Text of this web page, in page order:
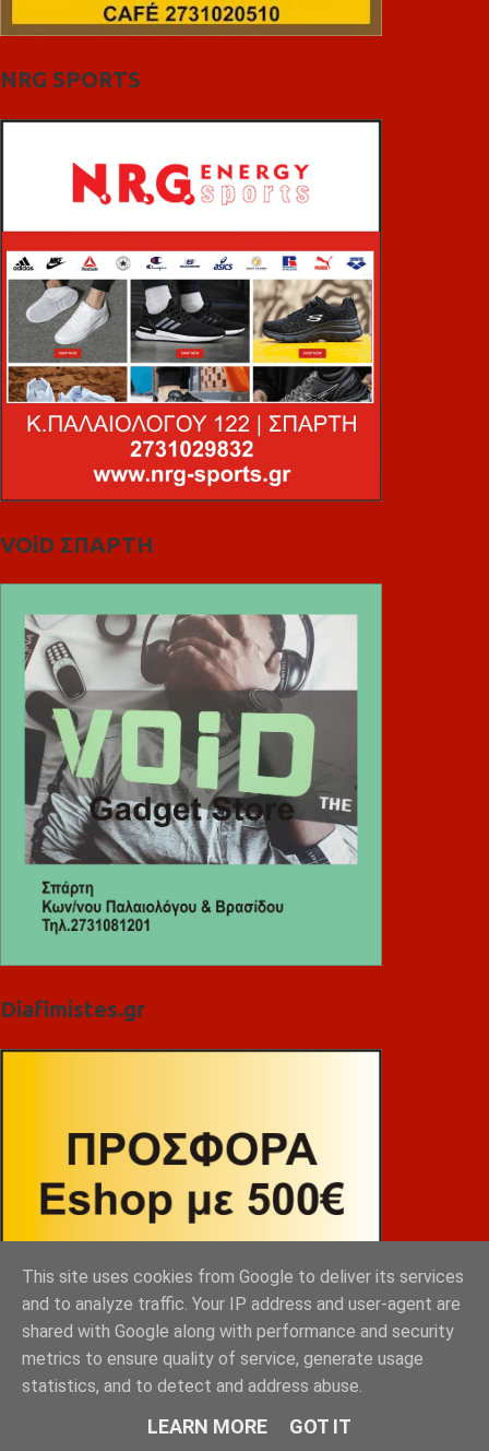
NRG SPORTS
VOiD ΣΠΑΡΤΗ
Diafimistes.gr
This site uses cookies from Google to deliver its services
and to analyze traffic. Your IP address and user-agent are
shared with Google along with performance and security
metrics to ensure quality of service, generate usage
statistics, and to detect and address abuse.
LEARN MORE GOT IT